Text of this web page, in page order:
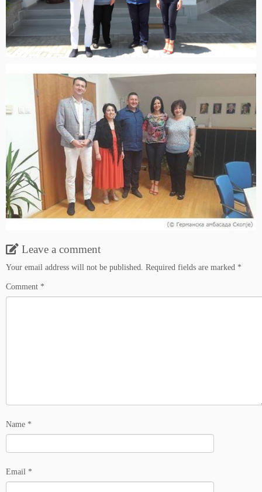
Leave a comment
Your email address will not be published. Required fields are marked *
Comment *
Name *
Email *